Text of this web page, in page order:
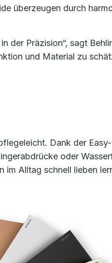
überzeugen durch
der Präzision“, sagt
und Material zu
Dank der
oder
im Alltag schnell lieben